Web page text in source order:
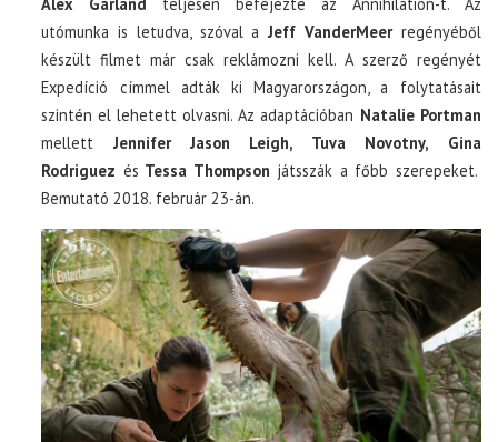
utómunka is letudva, szóval aJeff VanderMeerregényéből
készült filmet már csak reklámozni kell. A szerző regényét
Expedíció címmel adták ki Magyarországon, a folytatásait
szintén el lehetett olvasni. Az adaptációban Natalie Portman
mellett Jennifer Jason Leigh, Tuva Novotny, Gina
Rodriguez és Tessa Thompson játsszák a főbb szerepeket.
Bemutató 2018. február 23-án.